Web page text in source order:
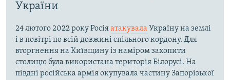
України
24 лютого 2022 року Росіяатакувала Україну на землі
і в повітрі по всій довжині спільного кордону. Для
вторгнення на Київщину із наміром захопити
столицю була використана територія Білорусі. На
півдні російська армія окупувала частину Запорізької